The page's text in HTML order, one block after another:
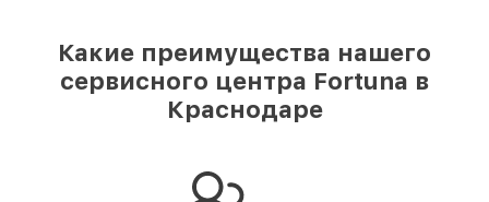
Какие преимущества нашего
сервисного центра Fortuna в
Краснодаре